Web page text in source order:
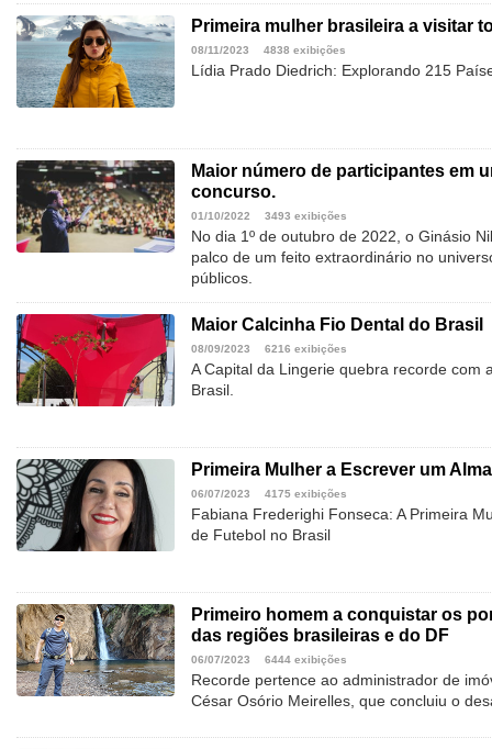
Primeira mulher brasileira a visitar
08/11/2023 4838 exibições
Lídia Prado Diedrich: Explorando 215
Maior número de participantes em
concurso.
01/10/2022 3493 exibições
No dia 1º de outubro de 2022, o Ginásio
palco de um feito extraordinário no
públicos.
Maior Calcinha Fio Dental do Brasil
08/09/2023 6216 exibições
A Capital da Lingerie quebra recorde com
Brasil.
Primeira Mulher a Escrever um
06/07/2023 4175 exibições
Fabiana Frederighi Fonseca: A Primeira
de Futebol no Brasil
Primeiro homem a conquistar os
das regiões brasileiras e do DF
06/07/2023 6444 exibições
Recorde pertence ao administrador de
César Osório Meirelles, que concluiu o